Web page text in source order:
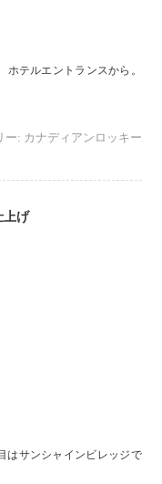
テルエントランスから。
ー: カナディアンロッキー
上げ
はサンシャインビレッジで